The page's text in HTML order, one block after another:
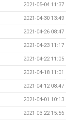
2021-05-04 11:37
2021-04-30 13:49
2021-04-26 08:47
2021-04-23 11:17
2021-04-22 11:05
2021-04-18 11:01
2021-04-12 08:47
2021-04-01 10:13
2021-03-22 15:56